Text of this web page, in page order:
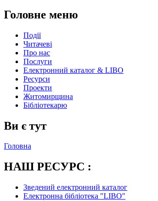
Головне меню
Події
Читачеві
Про нас
Послуги
Електронний каталог & LIBO
Ресурси
Проекти
Житомирщина
Бібліотекарю
Ви є тут
Головна
НАШ РЕСУРС :
Зведений електронний каталог
Електронна бібліотека "LIBO"